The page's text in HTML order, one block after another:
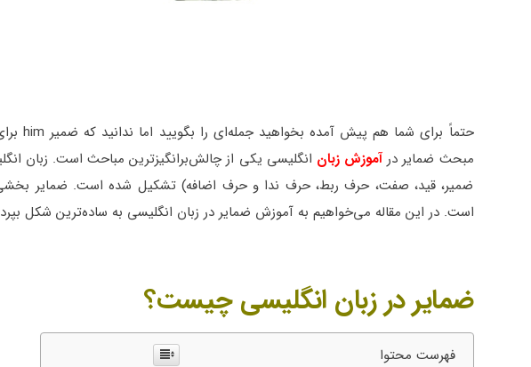
مبحث ضمایر در آموزش زبان
ضمیر، قید، صفت، حرف ربط، حرف ندا و حرف اضافه) تشکیل شده است. ضمایر
است. در این مقاله می‌خواهیم به آموزش ضمایر در زبان انگلیسی به ساده‌ترین شکل
ضمایر در زبان انگلیسی چیست؟
فهرست محتوا